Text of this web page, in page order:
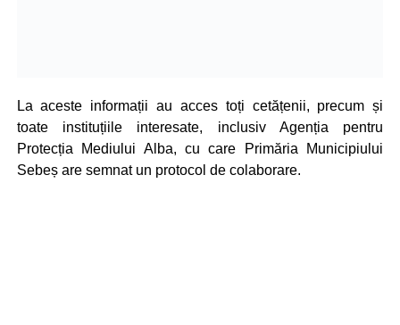
La aceste informații au acces toți cetățenii, precum și
toate instituțiile interesate, inclusiv Agenția pentru
Protecția Mediului Alba, cu care Primăria Municipiului
Sebeș are semnat un protocol de colaborare.